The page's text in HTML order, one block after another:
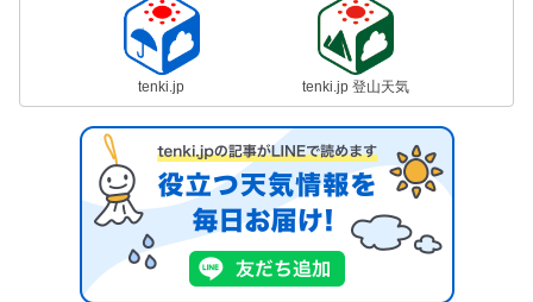
tenki.jp tenki.jp 登山天気